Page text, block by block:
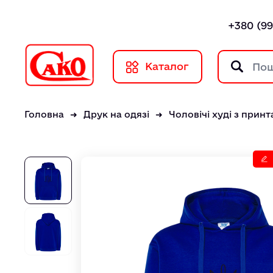
+380
Каталог
Головна Друк на одязі Чоловічі худі з